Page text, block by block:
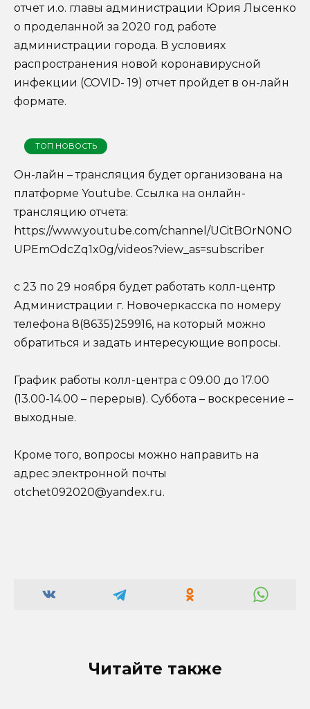
отчет и.о. главы администрации Юрия Лысенко
о проделанной за 2020 год работе
администрации города. В условиях
распространения новой коронавирусной
инфекции (COVID- 19) отчет пройдет в он-лайн
формате.
ТОП НОВОСТЬ
Он-лайн – трансляция будет организована на
платформе Youtube. Ссылка на онлайн-
трансляцию отчета:
https://www.youtube.com/channel/UCitBOrN0NO
UPEmOdcZq1x0g/videos?view_as=subscriber
с 23 по 29 ноября будет работать колл-центр
Администрации г. Новочеркасска по номеру
телефона 8(8635)259916, на который можно
обратиться и задать интересующие вопросы.
График работы колл-центра с 09.00 до 17.00
(13.00-14.00 – перерыв). Суббота – воскресение –
выходные.
Кроме того, вопросы можно направить на
адрес электронной почты
otchet092020@yandex.ru.
Читайте также